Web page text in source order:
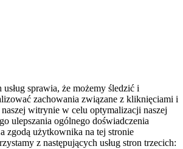
sprawia, że możemy śledzić i
zachowania związane z kliknięciami i
witrynie w celu optymalizacji naszej
ulepszania ogólnego doświadczenia
zgodą użytkownika na tej stronie
z następujących usług stron trzecich: